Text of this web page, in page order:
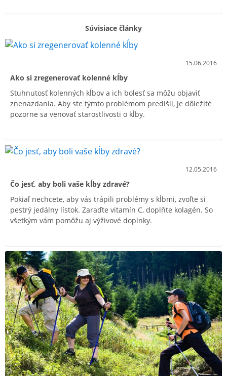
Súvisiace články
15.06.2016
Ako si zregenerovať kolenné kĺby
Stuhnutosť kolenných kĺbov a ich bolesť sa môžu objaviť
znenazdania. Aby ste týmto problémom predišli, je dôležité
pozorne sa venovať starostlivosti o kĺby.
12.05.2016
Čo jesť, aby boli vaše kĺby zdravé?
Pokiaľ nechcete, aby vás trápili problémy s kĺbmi, zvoľte si
pestrý jedálny lístok. Zaraďte vitamín C, doplňte kolagén. So
všetkým vám pomôžu aj výživové doplnky.